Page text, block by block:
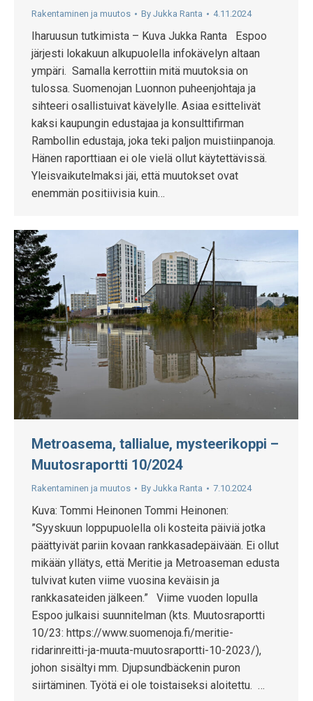
Rakentaminen ja muutos By Jukka Ranta 4.11.2024
Iharuusun tutkimista – Kuva Jukka Ranta Espoo
järjesti lokakuun alkupuolella infokävelyn altaan
ympäri. Samalla kerrottiin mitä muutoksia on
tulossa. Suomenojan Luonnon puheenjohtaja ja
sihteeri osallistuivat kävelylle. Asiaa esittelivät
kaksi kaupungin edustajaa ja konsulttifirman
Rambollin edustaja, joka teki paljon muistiinpanoja.
Hänen raporttiaan ei ole vielä ollut käytettävissä.
Yleisvaikutelmaksi jäi, että muutokset ovat
enemmän positiivisia kuin…
Metroasema, tallialue, mysteerikoppi –
Muutosraportti 10/2024
Rakentaminen ja muutos By Jukka Ranta 7.10.2024
Kuva: Tommi Heinonen Tommi Heinonen:
”Syyskuun loppupuolella oli kosteita päiviä jotka
päättyivät pariin kovaan rankkasadepäivään. Ei ollut
mikään yllätys, että Meritie ja Metroaseman edusta
tulvivat kuten viime vuosina keväisin ja
rankkasateiden jälkeen.” Viime vuoden lopulla
Espoo julkaisi suunnitelman (kts. Muutosraportti
10/23: https://www.suomenoja.fi/meritie-
ridarinreitti-ja-muuta-muutosraportti-10-2023/),
johon sisältyi mm. Djupsundbäckenin puron
siirtäminen. Työtä ei ole toistaiseksi aloitettu. …